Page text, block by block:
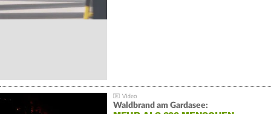
Waldbrand am Gardasee: